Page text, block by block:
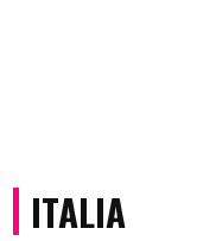
ITALIA